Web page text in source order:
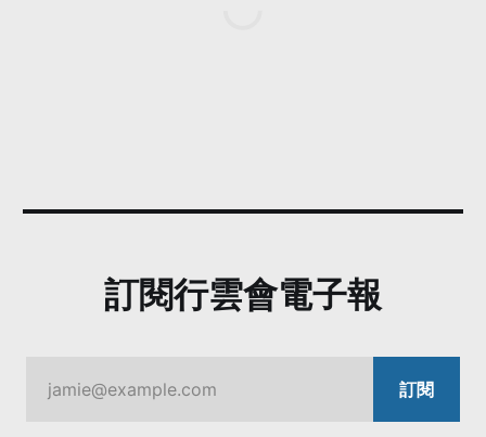
訂閱行雲會電子報
jamie@example.com 訂閱